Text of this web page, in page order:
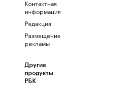
Контактная
информация
Редакция
Размещение
рекламы
Другие
продукты
РБК